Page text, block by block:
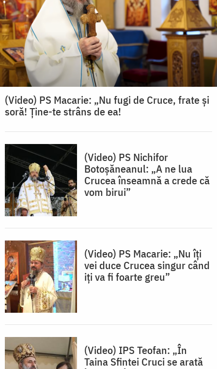
(Video) PS Macarie: „Nu fugi de Cruce, frate și
soră! Ține-te strâns de ea!
(Video) PS Nichifor
Botoșăneanul: „A ne lua
Crucea înseamnă a crede că
vom birui”
(Video) PS Macarie: „Nu îți
vei duce Crucea singur când
iți va fi foarte greu”
(Video) IPS Teofan: „În
Taina Sfintei Cruci se arată